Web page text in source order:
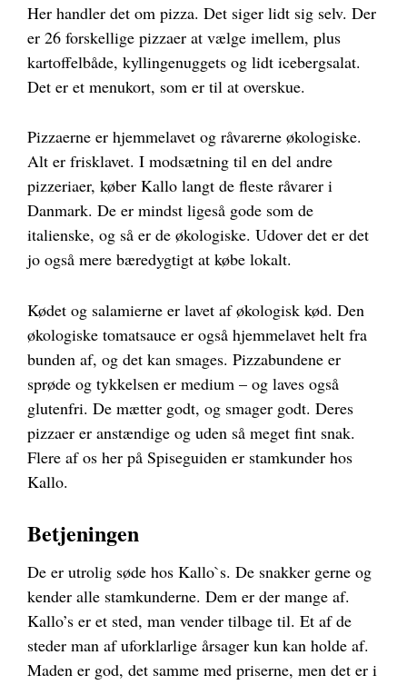
Her handler det om pizza. Det siger lidt sig selv. Der
er 26 forskellige pizzaer at vælge imellem, plus
kartoffelbåde, kyllingenuggets og lidt icebergsalat.
Det er et menukort, som er til at overskue.
Pizzaerne er hjemmelavet og råvarerne økologiske.
Alt er frisklavet. I modsætning til en del andre
pizzeriaer, køber Kallo langt de fleste råvarer i
Danmark. De er mindst ligeså gode som de
italienske, og så er de økologiske. Udover det er det
jo også mere bæredygtigt at købe lokalt.
Kødet og salamierne er lavet af økologisk kød. Den
økologiske tomatsauce er også hjemmelavet helt fra
bunden af, og det kan smages. Pizzabundene er
sprøde og tykkelsen er medium – og laves også
glutenfri. De mætter godt, og smager godt. Deres
pizzaer er anstændige og uden så meget fint snak.
Flere af os her på Spiseguiden er stamkunder hos
Kallo.
Betjeningen
De er utrolig søde hos Kallo`s. De snakker gerne og
kender alle stamkunderne. Dem er der mange af.
Kallo’s er et sted, man vender tilbage til. Et af de
steder man af uforklarlige årsager kun kan holde af.
Maden er god, det samme med priserne, men det er i